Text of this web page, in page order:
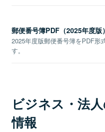
郵便番号簿PDF（2025年度版）
2025年度版郵便番号簿をPDF形
す。
ビジネス・法
情報